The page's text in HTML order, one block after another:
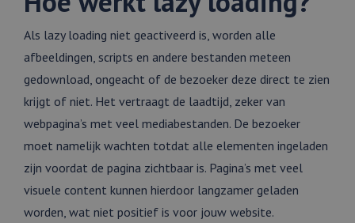
Als lazy loading niet geactiveerd is, worden alle
afbeeldingen, scripts en andere bestanden meteen
gedownload, ongeacht of de bezoeker deze direct te zien
krijgt of niet. Het vertraagt de laadtijd, zeker van
webpagina’s met veel mediabestanden. De bezoeker
moet namelijk wachten totdat alle elementen ingeladen
zijn voordat de pagina zichtbaar is. Pagina’s met veel
visuele content kunnen hierdoor langzamer geladen
worden, wat niet positief is voor jouw website.